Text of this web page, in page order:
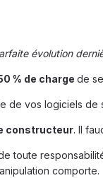
évolution
% de charge de
de vos logiciels de
constructeur. Il
toute
comporte.